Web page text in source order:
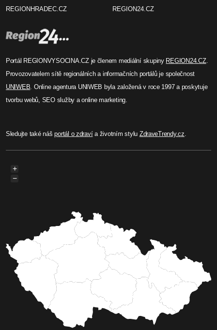
REGIONHRADEC.CZ REGION24.CZ
Portál REGIONVYSOCINA.CZ je členem mediální skupiny REGION24.CZ.
Provozovatelem sítě regionálních a informačních portálů je společnost
UNIWEB . Online agentura UNIWEB byla založená v roce 1997 a poskytuje
tvorbu webů, SEO služby a online marketing.
Sledujte také nášportál o zdravía životním stylu ZdraveTrendy.cz
+
−